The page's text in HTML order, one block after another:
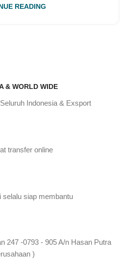
READING
& WORLD WIDE
Indonesia & Exsport
transfer online
siap membantu
247 -0793 - 905 A/n Hasan Putra
)